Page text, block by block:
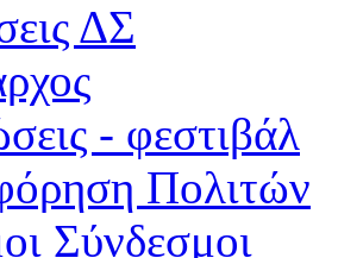
ΔΣ
- φεστιβάλ
Πολιτών
Σύνδεσμοι